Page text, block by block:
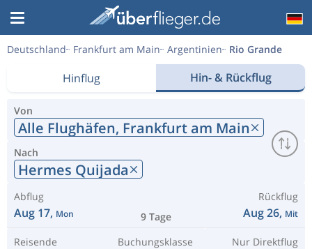
Deutschland Frankfurt am Main Argentinien Rio Grande
Hinflug Hin- & Rückflug
Von
Alle Flughäfen, Frankfurt am Main
Nach
Hermes Quijada
Abflug
Aug 17, Mon 9 Tage
Rückflug
Aug 26, Mit
Reisende Buchungsklasse Nur Direktflug